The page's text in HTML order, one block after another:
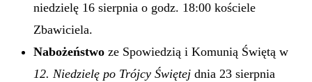
niedzielę 16 sierpnia o godz. 18:00 kościele
Zbawiciela.
Nabożeństwo ze Spowiedzią i Komunią Świętą w
12. Niedzielę po Trójcy Świętej dnia 23 sierpnia